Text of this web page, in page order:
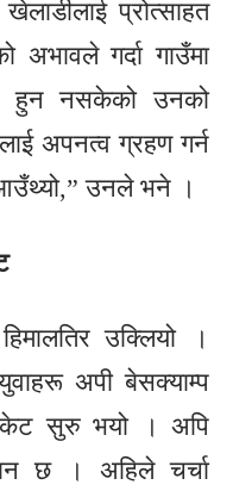
प्रोत्साहत
गर्दा गाउँमा
हुन नसकेको उनको
अपनत्व ग्रहण गर्न
उनले भने ।
उक्लियो ।
अपी बेसक्याम्प
सुरु भयो । अपि
छ । अहिले चर्चा